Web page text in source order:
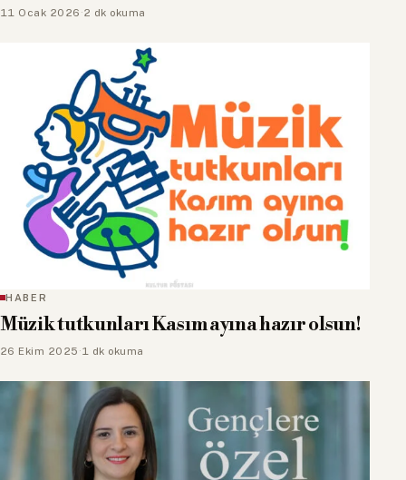
11 Ocak 2026 ·2 dk okuma
HABER
Müzik tutkunları Kasım ayına hazır olsun!
26 Ekim 2025 ·1 dk okuma